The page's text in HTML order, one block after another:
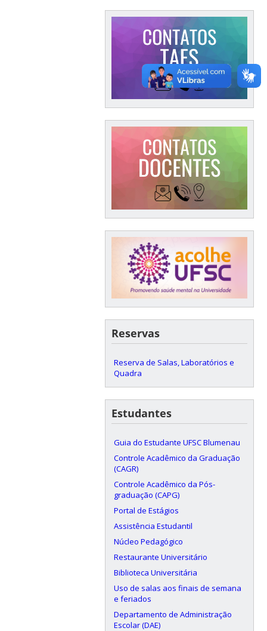
Reservas
Reserva de Salas, Laboratórios e
Quadra
Estudantes
Guia do Estudante UFSC Blumenau
Controle Acadêmico da Graduação
(CAGR)
Controle Acadêmico da Pós-
graduação (CAPG)
Portal de Estágios
Assistência Estudantil
Núcleo Pedagógico
Restaurante Universitário
Biblioteca Universitária
Uso de salas aos finais de semana
e feriados
Departamento de Administração
Escolar (DAE)